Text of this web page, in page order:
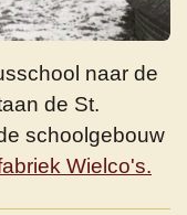
naar de
de St.
schoolgebouw
Wielco's.